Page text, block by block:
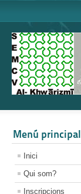
Menú principal
Inici
Qui som?
Inscripcions